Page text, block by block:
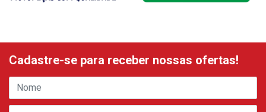
Cadastre-se para receber nossas ofertas!